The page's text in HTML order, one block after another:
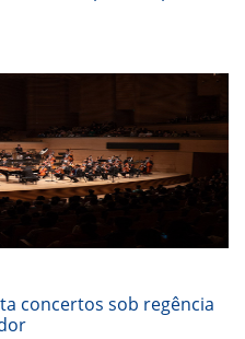
concertos sob regência